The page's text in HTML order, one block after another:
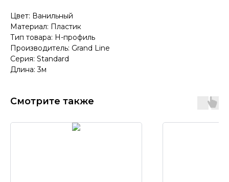
Цвет: Ванильный
Материал: Пластик
Тип товара: H-профиль
Производитель: Grand Line
Серия: Standard
Длина: 3м
Смотрите также